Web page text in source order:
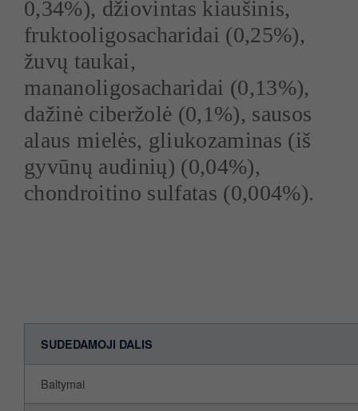
0,34%), džiovintas kiaušinis,
fruktooligosacharidai (0,25%),
žuvų taukai,
mananoligosacharidai (0,13%),
dažinė ciberžolė (0,1%), sausos
alaus mielės, gliukozaminas (iš
gyvūnų audinių) (0,04%),
chondroitino sulfatas (0,004%).
SUDEDAMOJI DALIS
Baltymai